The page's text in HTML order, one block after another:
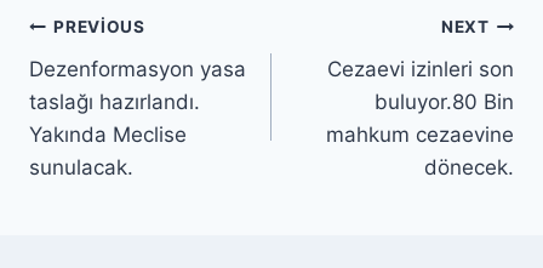
PREVIOUS
Dezenformasyon yasa
taslağı hazırlandı.
Yakında Meclise
sunulacak.
NEXT
Cezaevi izinleri son
buluyor.80 Bin
mahkum cezaevine
dönecek.